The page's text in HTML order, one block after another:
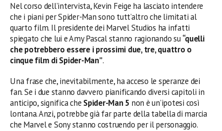
Nel corso dell’intervista, Kevin Feige ha lasciato intendere
che i piani per Spider-Man sono tutt’altro che limitati al
quarto film. Il presidente dei Marvel Studios ha infatti
spiegato che lui e Amy Pascal stanno ragionando su“quelli
che potrebbero essere i prossimi due, tre, quattro o
cinque film di Spider-Man”.
Una frase che, inevitabilmente, ha acceso le speranze dei
fan. Se i due stanno davvero pianificando diversi capitoli in
anticipo, significa che Spider-Man 5 non è un’ipotesi così
lontana. Anzi, potrebbe già far parte della tabella di marcia
che Marvel e Sony stanno costruendo per il personaggio.